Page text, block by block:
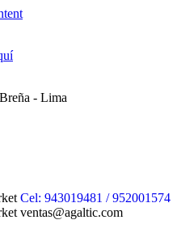
- Lima
Cel: 943019481 / 952001574
ventas@agaltic.com